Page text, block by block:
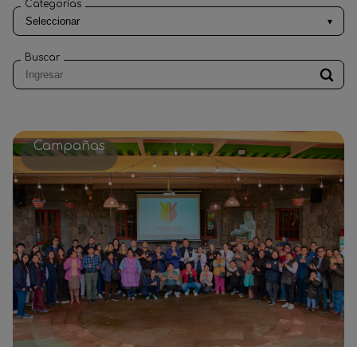
Campañas